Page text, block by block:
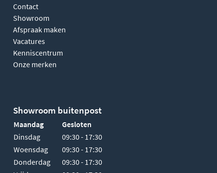
Contact
Showroom
Afspraak maken
Vacatures
Kenniscentrum
Onze merken
Showroom buitenpost
Maandag
Gesloten
Dinsdag
09:30 - 17:30
Woensdag
09:30 - 17:30
Donderdag
09:30 - 17:30